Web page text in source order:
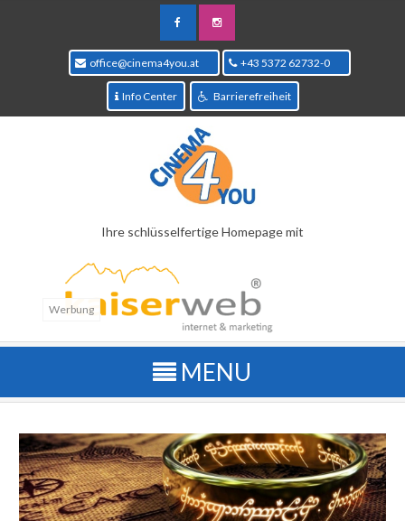
office@cinema4you.at +43 5372 62732-0
Info Center Barrierefreiheit
Ihre schlüsselfertige Homepage mit
Werbung
Kinoprogramm
Übersichtliche Wochenansicht aller Filme welche im
MEHR INFOS